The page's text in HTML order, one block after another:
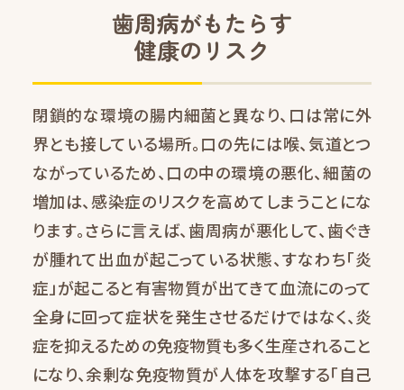
歯周病がもたらす
健康のリスク
閉鎖的な環境の腸内細菌と異なり、口は常に外
界とも接している場所。口の先には喉、気道とつ
ながっているため、口の中の環境の悪化、細菌の
増加は、感染症のリスクを高めてしまうことにな
ります。さらに言えば、歯周病が悪化して、歯ぐき
が腫れて出血が起こっている状態、すなわち「炎
症」が起こると有害物質が出てきて血流にのって
全身に回って症状を発生させるだけではなく、炎
症を抑えるための免疫物質も多く生産されること
になり、余剰な免疫物質が人体を攻撃する「自己